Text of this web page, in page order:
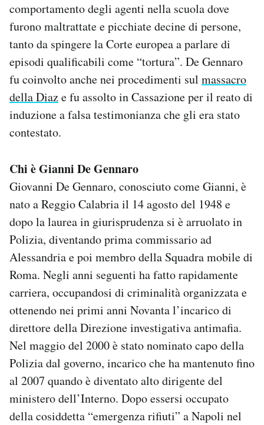
comportamento degli agenti nella scuola dove
furono maltrattate e picchiate decine di persone,
tanto da spingere la Corte europea a parlare di
episodi qualificabili come “tortura”. De Gennaro
fu coinvolto anche nei procedimenti sul massacro
della Diaze fu assolto in Cassazione per il reato di
induzione a falsa testimonianza che gli era stato
contestato.
Chi è Gianni De Gennaro
Giovanni De Gennaro, conosciuto come Gianni, è
nato a Reggio Calabria il 14 agosto del 1948 e
dopo la laurea in giurisprudenza si è arruolato in
Polizia, diventando prima commissario ad
Alessandria e poi membro della Squadra mobile di
Roma. Negli anni seguenti ha fatto rapidamente
carriera, occupandosi di criminalità organizzata e
ottenendo nei primi anni Novanta l’incarico di
direttore della Direzione investigativa antimafia.
Nel maggio del 2000 è stato nominato capo della
Polizia dal governo, incarico che ha mantenuto fino
al 2007 quando è diventato alto dirigente del
ministero dell’Interno. Dopo essersi occupato
della cosiddetta “emergenza rifiuti” a Napoli nel